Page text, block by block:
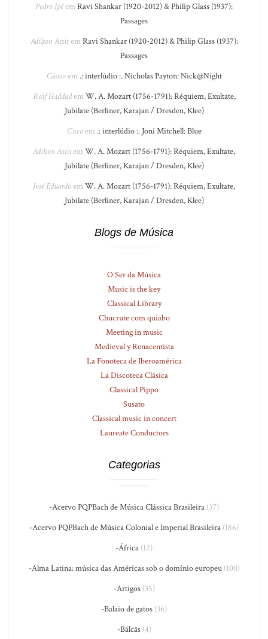
Pedro Ipêem Ravi Shankar (1920-2012) & Philip Glass (1937):
Passages
Adilson Assisem Ravi Shankar (1920-2012) & Philip Glass (1937):
Passages
Cássioem .: interlúdio :. Nicholas Payton: Nick@Night
Raif Haddadem W. A. Mozart (1756-1791): Réquiem, Exultate,
Jubilate (Berliner, Karajan / Dresden, Klee)
Ciscoem .: interlúdio :. Joni Mitchell: Blue
Adilson Assisem W. A. Mozart (1756-1791): Réquiem, Exultate,
Jubilate (Berliner, Karajan / Dresden, Klee)
José Eduardoem W. A. Mozart (1756-1791): Réquiem, Exultate,
Jubilate (Berliner, Karajan / Dresden, Klee)
Blogs de Música
O Ser da Música
Music is the key
Classical Library
Chucrute com quiabo
Meeting in music
Medieval y Renacentista
La Fonoteca de Iberoamérica
La Discoteca Clásica
Classical Pippo
Susato
Classical music in concert
Laureate Conductors
Categorias
-Acervo PQPBach de Música Clássica Brasileira (37)
-Acervo PQPBach de Música Colonial e Imperial Brasileira (186)
-África (12)
-Alma Latina: música das Américas sob o domínio europeu(100)
-Artigos(35)
-Balaio de gatos (36)
-Bálcãs(4)